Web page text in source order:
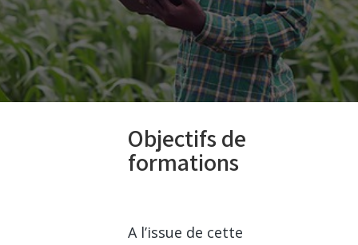
Objectifs de
formations
A l’issue de cette